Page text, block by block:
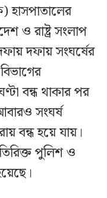
হাসপাতালের
ও রাষ্ট্র সংলাপ
দফায় সংঘর্ষের
বন্ধ থাকার পর
সংঘর্ষ
বন্ধ হয়ে যায়।
পুলিশ ও